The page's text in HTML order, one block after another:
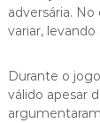
adversária.
variar, levando
Durante o
válido apesar